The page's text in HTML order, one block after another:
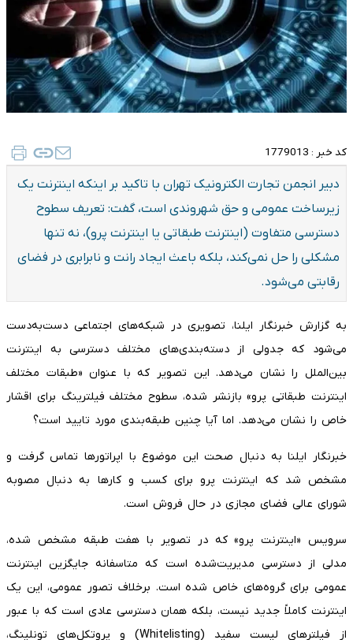
کد خبر : 1779013
دبیر انجمن تجارت الکترونیک تهران با تاکید بر اینکه اینترنت یک
زیرساخت عمومی و حق شهروندی است، گفت: تعریف سطوح
دسترسی متفاوت (اینترنت طبقاتی یا اینترنت پرو)، نه تنها
مشکلی را حل نمی‌کند، بلکه باعث ایجاد رانت و نابرابری در فضای
رقابتی می‌شود.
به گزارش خبرنگار ایلنا، تصویری در شبکه‌های اجتماعی دست‌به‌دست
می‌شود که جدولی از دسته‌بندی‌های مختلف دسترسی به اینترنت
بین‌الملل را نشان می‌دهد. این تصویر که با عنوان «طبقات مختلف
اینترنت طبقاتی پرو» بازنشر شده، سطوح مختلف فیلترینگ برای اقشار
خاص را نشان می‌دهد. اما آیا چنین طبقه‌بندی مورد تایید است؟
خبرنگار ایلنا به دنبال صحت این موضوع با اپراتور‌ها تماس گرفت و
مشخص شد که اینترنت پرو برای کسب و کار‌ها به دنبال مصوبه
شورای عالی فضای مجازی در حال فروش است.
سرویس «اینترنت پرو» که در تصویر با هفت طبقه مشخص شده،
مدلی از دسترسی مدیریت‌شده است که متاسفانه جایگزین اینترنت
عمومی برای گروه‌های خاص شده است. برخلاف تصور عمومی، این یک
اینترنت کاملاً جدید نیست، بلکه همان دسترسی عادی است که با عبور
از فیلتر‌های لیست سفید (Whitelisting) و پروتکل‌های تونلینگ،